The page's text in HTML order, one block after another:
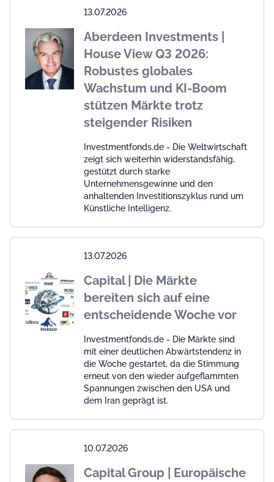
13.07.2026
Aberdeen Investments |
House View Q3 2026:
Robustes globales
Wachstum und KI-Boom
stützen Märkte trotz
steigender Risiken
Investmentfonds.de - Die Weltwirtschaft
zeigt sich weiterhin widerstandsfähig,
gestützt durch starke
Unternehmensgewinne und den
anhaltenden Investitionszyklus rund um
Künstliche Intelligenz.
13.07.2026
Capital | Die Märkte
bereiten sich auf eine
entscheidende Woche vor
Investmentfonds.de - Die Märkte sind
mit einer deutlichen Abwärtstendenz in
die Woche gestartet, da die Stimmung
erneut von den wieder aufgeflammten
Spannungen zwischen den USA und
dem Iran geprägt ist.
10.07.2026
Capital Group | Europäische